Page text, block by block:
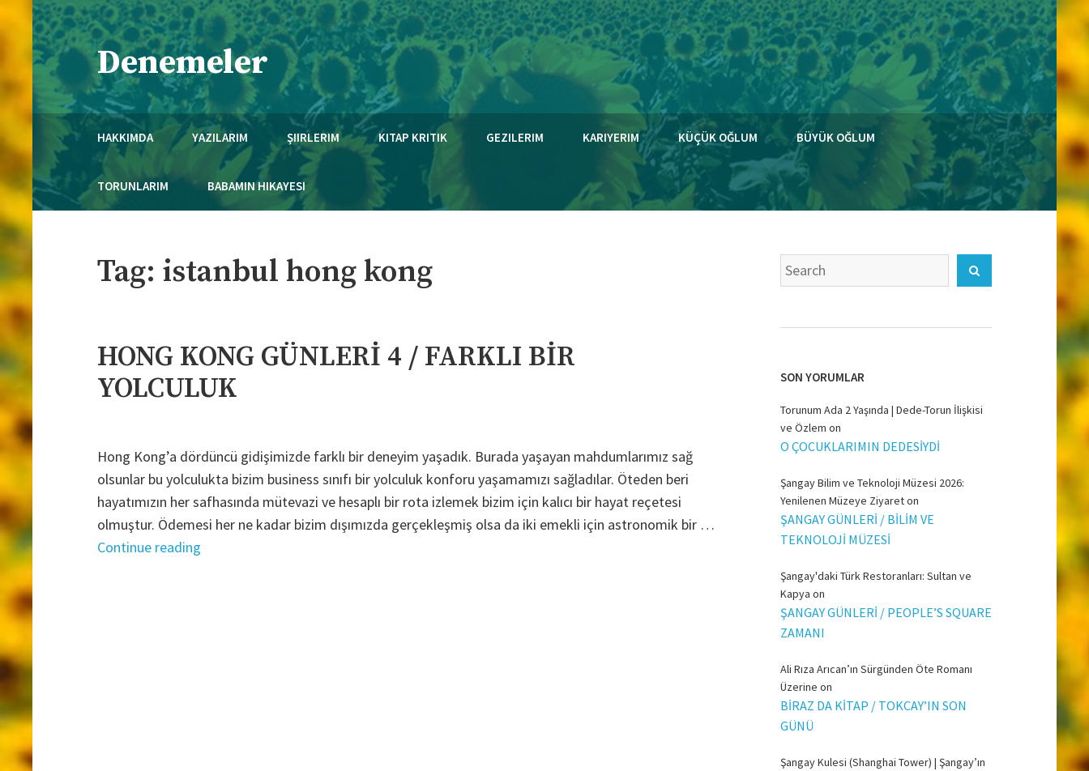
Skip
to
content
Denemeler
Necmi Mola'nın Kaleminden..
HAKKIMDA YAZILARIM ŞIIRLERIM KITAP KRITIK GEZILERIM KARIYERIM KÜÇÜK OĞLUM BÜYÜK OĞLUM
TORUNLARIM BABAMIN HIKAYESI
Tag: istanbul hong kong
HONG KONG GÜNLERİ 4 / FARKLI BİR
YOLCULUK
Hong Kong’a dördüncü gidişimizde farklı bir deneyim yaşadık. Burada yaşayan mahdumlarımız sağ
olsunlar bu yolculukta bizim business sınıfı bir yolculuk konforu yaşamamızı sağladılar. Öteden beri
hayatımızın her safhasında mütevazi ve hesaplı bir rota izlemek bizim için kalıcı bir hayat reçetesi
olmuştur. Ödemesi her ne kadar bizim dışımızda gerçekleşmiş olsa da iki emekli için astronomik bir …
Continue reading"HONG
Search
for:
SON YORUMLAR
Torunum Ada 2 Yaşında | Dede-Torun İlişkisi
ve Özlem on
O ÇOCUKLARIMIN DEDESİYDİ
Şangay Bilim ve Teknoloji Müzesi 2026:
Yenilenen Müzeye Ziyareton
ŞANGAY GÜNLERİ / BİLİM VE
TEKNOLOJİ MÜZESİ
Şangay'daki Türk Restoranları: Sultan ve
Kapya on
ŞANGAY GÜNLERİ / PEOPLE’S SQUARE
ZAMANI
Ali Rıza Arıcan’ın Sürgünden Öte Romanı
Üzerine on
BİRAZ DA KİTAP / TOKCAY’IN SON
GÜNÜ
Şangay Kulesi (Shanghai Tower) | Şangay’ın